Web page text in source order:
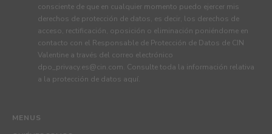
MENUS
consciente de que en cualquier momento puedo ejercer mis
derechos de protección de datos, es decir, los derechos de
acceso, rectificación, oposición o eliminación poniéndome en
contacto con el Responsable de Protección de Datos de CIN
Valentine a través del correo electrónico
dpo_privacy.es@cin.com. Consulte toda la información relativa
a la protección de datos aquí.